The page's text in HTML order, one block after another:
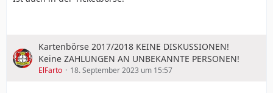
Kartenbörse 2017/2018 KEINE DISKUSSIONEN!
Keine ZAHLUNGEN AN UNBEKANNTE PERSONEN!
ElFarto 18. September 2023 um 15:57